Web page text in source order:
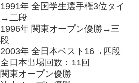
1991年 全国学生選手権3位タイ
→二段
1996年 関東オープン優勝→三
段
2003年 全日本ベスト16→四段
全日本出場回数：11回
関東オープン優勝